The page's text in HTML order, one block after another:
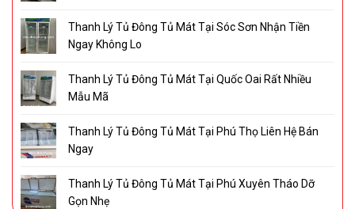
Thanh Lý Tủ Đông Tủ Mát Tại Sóc Sơn Nhận Tiền
Ngay Không Lo
Thanh Lý Tủ Đông Tủ Mát Tại Quốc Oai Rất Nhiều
Mẫu Mã
Thanh Lý Tủ Đông Tủ Mát Tại Phú Thọ Liên Hệ Bán
Ngay
Thanh Lý Tủ Đông Tủ Mát Tại Phú Xuyên Tháo Dỡ
Gọn Nhẹ